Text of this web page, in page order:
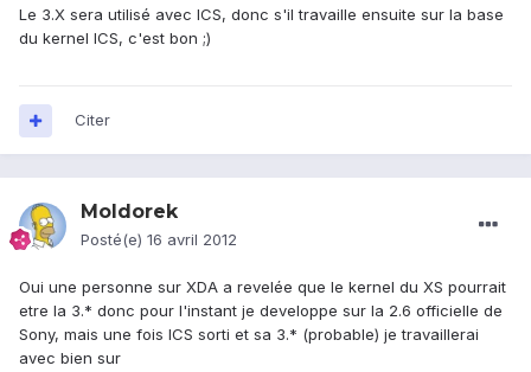
Le 3.X sera utilisé avec ICS, donc s'il travaille ensuite sur la base
du kernel ICS, c'est bon ;)
Citer
Moldorek
Posté(e) 16 avril 2012
Oui une personne sur XDA a revelée que le kernel du XS pourrait
etre la 3.* donc pour l'instant je developpe sur la 2.6 officielle de
Sony, mais une fois ICS sorti et sa 3.* (probable) je travaillerai
avec bien sur